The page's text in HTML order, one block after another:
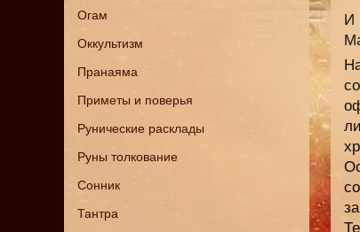
Огам
Оккультизм
Пранаяма
Приметы и поверья
Рунические расклады
Руны толкование
Сонник
Тантра
И